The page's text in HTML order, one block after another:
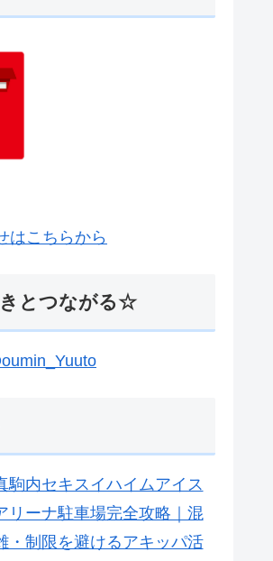
はこちらから
とつながる☆
駒内セキスイハイムアイス
リーナ駐車場完全攻略｜混
・制限を避けるアキッパ活